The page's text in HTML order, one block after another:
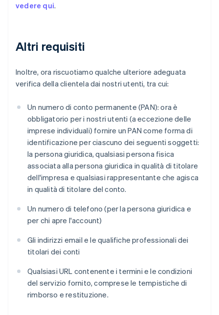
vedere qui.
Altri requisiti
Inoltre, ora riscuotiamo qualche ulteriore adeguata
verifica della clientela dai nostri utenti, tra cui:
Un numero di conto permanente (PAN): ora è
obbligatorio per i nostri utenti (a eccezione delle
imprese individuali) fornire un PAN come forma di
identificazione per ciascuno dei seguenti soggetti:
la persona giuridica, qualsiasi persona fisica
associata alla persona giuridica in qualità di titolare
dell'impresa e qualsiasi rappresentante che agisca
in qualità di titolare del conto.
Un numero di telefono (per la persona giuridica e
per chi apre l'account)
Gli indirizzi email e le qualifiche professionali dei
titolari dei conti
Qualsiasi URL contenente i termini e le condizioni
del servizio fornito, comprese le tempistiche di
rimborso e restituzione.
Australia
Austria
Deutsch English
NederlandsFrançaisDeutsch